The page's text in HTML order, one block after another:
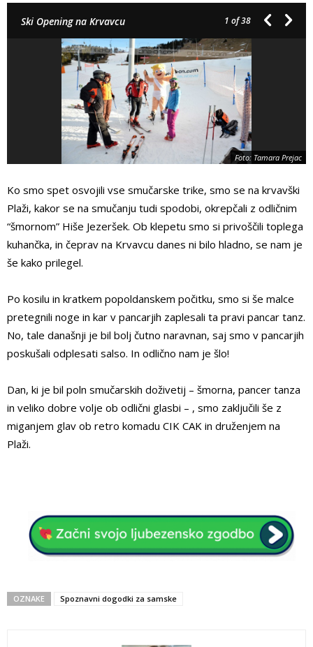
Ski Opening na Krvavcu 1 of 38
Foto: Tamara Prejac
Ko smo spet osvojili vse smučarske trike, smo se na krvavški
Plaži, kakor se na smučanju tudi spodobi, okrepčali z odličnim
“šmornom” Hiše Jezeršek. Ob klepetu smo si privoščili toplega
kuhančka, in čeprav na Krvavcu danes ni bilo hladno, se nam je
še kako prilegel.
Po kosilu in kratkem popoldanskem počitku, smo si še malce
pretegnili noge in kar v pancarjih zaplesali ta pravi pancar tanz.
No, tale današnji je bil bolj čutno naravnan, saj smo v pancarjih
poskušali odplesati salso. In odlično nam je šlo!
Dan, ki je bil poln smučarskih doživetij – šmorna, pancer tanza
in veliko dobre volje ob odlični glasbi – , smo zaključili še z
miganjem glav ob retro komadu CIK CAK in druženjem na
Plaži.
OZNAKE Spoznavni dogodki za samske